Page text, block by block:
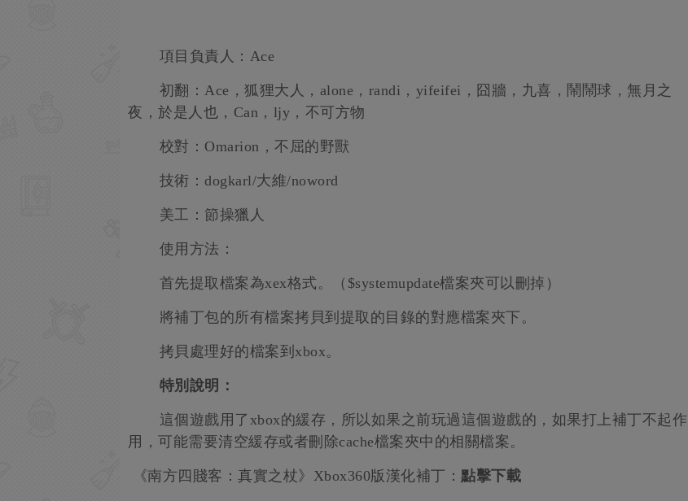
項目負責人：Ace
初翻：Ace，狐狸大人，alone，randi，yifeifei，囧牆，九喜，鬧鬧球，無月之
夜，於是人也，Can，ljy，不可方物
校對：Omarion，不屈的野獸
技術：dogkarl/大維/noword
美工：節操獵人
使用方法：
首先提取檔案為xex格式。（$systemupdate檔案夾可以刪掉）
將補丁包的所有檔案拷貝到提取的目錄的對應檔案夾下。
拷貝處理好的檔案到xbox。
特別說明：
這個遊戲用了xbox的緩存，所以如果之前玩過這個遊戲的，如果打上補丁不起作
用，可能需要清空緩存或者刪除cache檔案夾中的相關檔案。
《南方四賤客：真實之杖》Xbox360版漢化補丁： 點擊下載